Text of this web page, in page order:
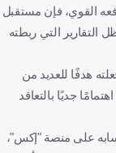
القوي، فإن مستقبل
التقارير التي ربطته
هدفًا للعديد من
جديًا بالتعاقد
على منصة "إكس"،